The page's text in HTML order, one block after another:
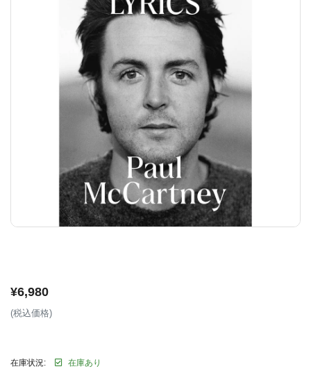
通
常
格
¥6,980
(税込価格)
在庫状況: 在庫あり